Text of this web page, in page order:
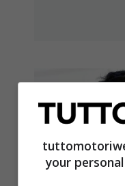
your